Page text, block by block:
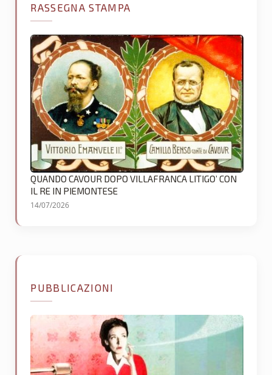
RASSEGNA STAMPA
QUANDO CAVOUR DOPO VILLAFRANCA LITIGO’ CON
IL RE IN PIEMONTESE
14/07/2026
PUBBLICAZIONI